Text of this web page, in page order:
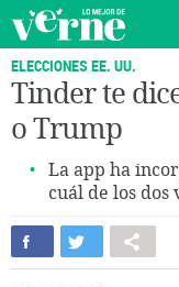
ELECCIONES EE. UU.
Tinder te
o Trump
La app ha
cuál de los dos